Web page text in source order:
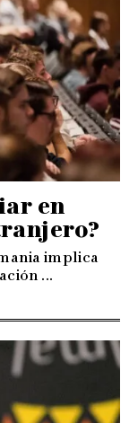
en
implica
...